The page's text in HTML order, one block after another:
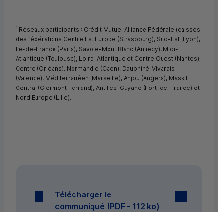
1 Réseaux participants : Crédit Mutuel Alliance Fédérale (caisses
des fédérations Centre Est Europe (Strasbourg), Sud-Est (Lyon),
Ile-de-France (Paris), Savoie-Mont Blanc (Annecy), Midi-
Atlantique (Toulouse), Loire-Atlantique et Centre Ouest (Nantes),
Centre (Orléans), Normandie (Caen), Dauphiné-Vivarais
(Valence), Méditerranéen (Marseille), Anjou (Angers), Massif
Central (Clermont Ferrand), Antilles-Guyane (Fort-de-France) et
Nord Europe (Lille).
Télécharger le
communiqué (PDF - 112 ko)